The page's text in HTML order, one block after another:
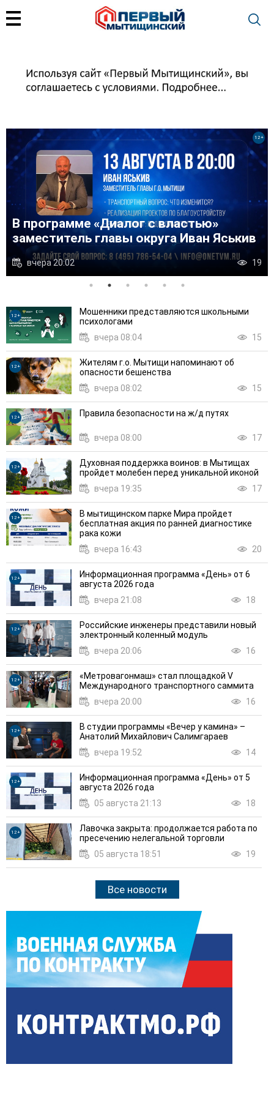
В программе «Диалог с властью»
заместитель главы округа Иван Яськив
вчера 20:02 19
12+
Мошенники представляются школьными
психологами
вчера 08:04
15
12+
Жителям г.о. Мытищи напоминают об
опасности бешенства
вчера 08:02
15
12+
Правила безопасности на ж/д путях
вчера 08:00 17
12+
Духовная поддержка воинов: в Мытищах
пройдет молебен перед уникальной иконой
вчера 19:35
17
12+
В мытищинском парке Мира пройдет
бесплатная акция по ранней диагностике
рака кожи
вчера 16:43
20
12+
Информационная программа «День» от 6
августа 2026 года
вчера 21:08
18
12+
Российские инженеры представили новый
электронный коленный модуль
вчера 20:06
16
12+
«Метровагонмаш» стал площадкой V
Международного транспортного саммита
вчера 20:00
16
12+
В студии программы «Вечер у камина» –
Анатолий Михайлович Салимгараев
вчера 19:52
14
12+
Информационная программа «День» от 5
августа 2026 года
05 августа 21:13
18
12+
Лавочка закрыта: продолжается работа по
пресечению нелегальной торговли
05 августа 18:51
19
12+
Все новости